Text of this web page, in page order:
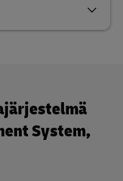
System,